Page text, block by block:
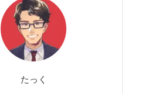
たっく